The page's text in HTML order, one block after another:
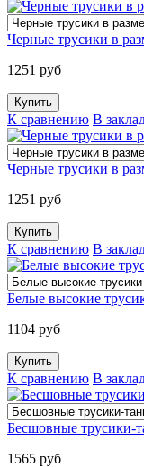
Черные трусики в
1251 руб
К сравнению В
Черные трусики в
1251 руб
К сравнению В
Белые высокие
1104 руб
К сравнению В
Бесшовные трусики-
1565 руб